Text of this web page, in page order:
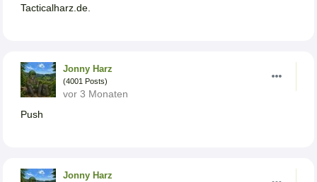
Tacticalharz.de.
Jonny Harz
(4001 Posts)
vor 3 Monaten
Push
Jonny Harz